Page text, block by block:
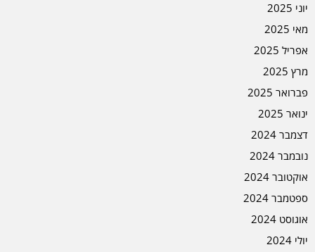
יוני 2025
מאי 2025
אפריל 2025
מרץ 2025
פברואר 2025
ינואר 2025
דצמבר 2024
נובמבר 2024
אוקטובר 2024
ספטמבר 2024
אוגוסט 2024
יולי 2024